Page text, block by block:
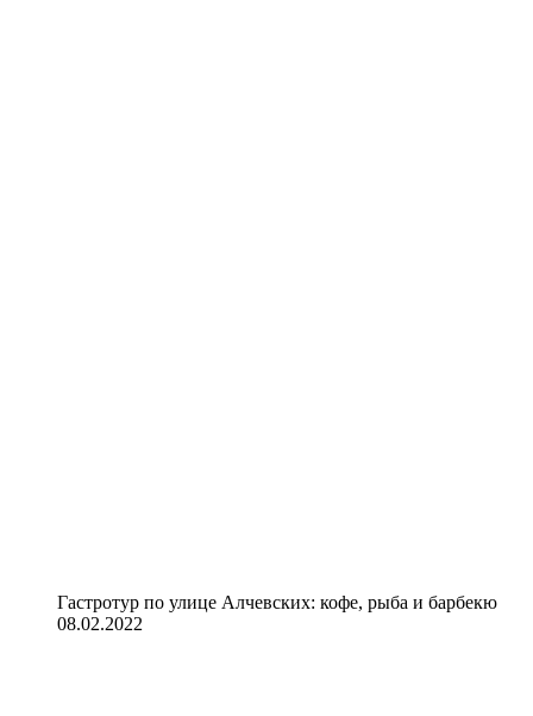
Гастротур по улице Алчевских: кофе, рыба и барбекю
08.02.2022